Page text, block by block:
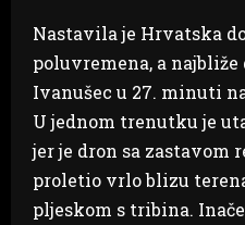
Nastavila je Hrvatska
poluvremena, a najbliže
Ivanušec u 27. minuti
U jednom trenutku je
jer je dron sa zastavom
proletio vrlo blizu
pljeskom s tribina.